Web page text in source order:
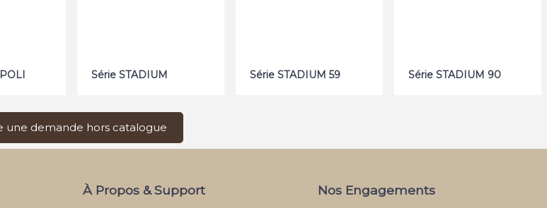
Série STADIUM Série STADIUM 59 Série STADIUM 90
une demande hors catalogue
À Propos & Support Nos Engagements